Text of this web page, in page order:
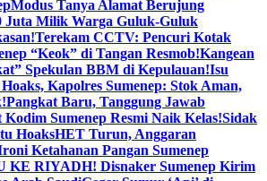
Modus Tanya Alamat Berujung
Juta Milik Warga Guluk-Guluk
Terekam CCTV: Pencuri Kotak
“Keok” di Tangan Resmob!Kangean
Spekulan BBM di Kepulauan!Isu
Kapolres Sumenep: Stok Aman,
Pangkat Baru, Tanggung Jawab
Sumenep Resmi Naik Kelas!Sidak
HoaksHET Turun, Anggaran
Ketahanan Pangan Sumenep
KE RIYADH! Disnaker Sumenep Kirim